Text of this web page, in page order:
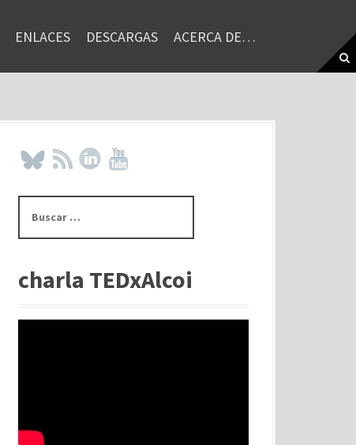
ENLACES DESCARGAS ACERCA DE…
s
rcharla TEDxAlcoi